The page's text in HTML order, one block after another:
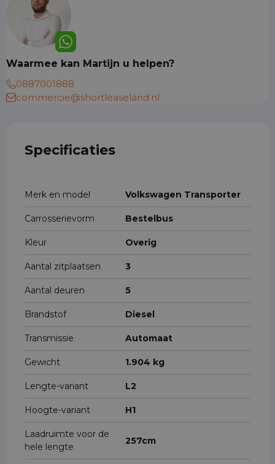
Waarmee kan Martijn u helpen?
0887001888
commercie@shortleaseland.nl
Specificaties
Merk en model Volkswagen Transporter
Carrosserievorm Bestelbus
Kleur Overig
Aantal zitplaatsen 3
Aantal deuren 5
Brandstof Diesel
Transmissie Automaat
Gewicht 1.904 kg
Lengte-variant L2
Hoogte-variant H1
Laadruimte voor de
hele lengte
257cm